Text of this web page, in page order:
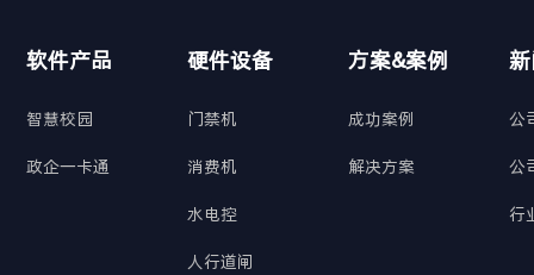
软件产品
智慧校园
政企一卡通
硬件设备
门禁机
消费机
水电控
人行道闸
方案&案例
成功案例
解决方案
公
公
行